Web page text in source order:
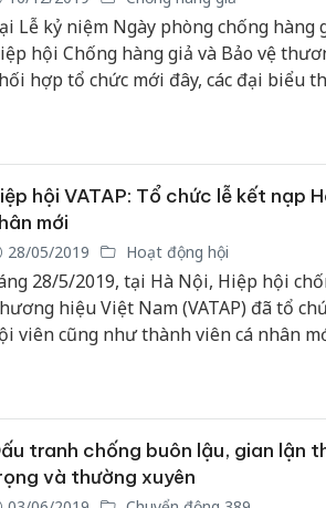
Lễ kỷ niệm Ngày phòng chống hàng
hội Chống hàng giả và Bảo vệ
hợp tổ chức mới đây, các đại biểu
hội VATAP: Tổ chức lễ kết nạp
mới
28/05/2019 Hoạt động hội
28/5/2019, tại Hà Nội, Hiệp hội
hiệu Việt Nam (VATAP) đã tổ
viên cũng như thành viên cá nhân
tranh chống buôn lậu, gian lận
và thường xuyên